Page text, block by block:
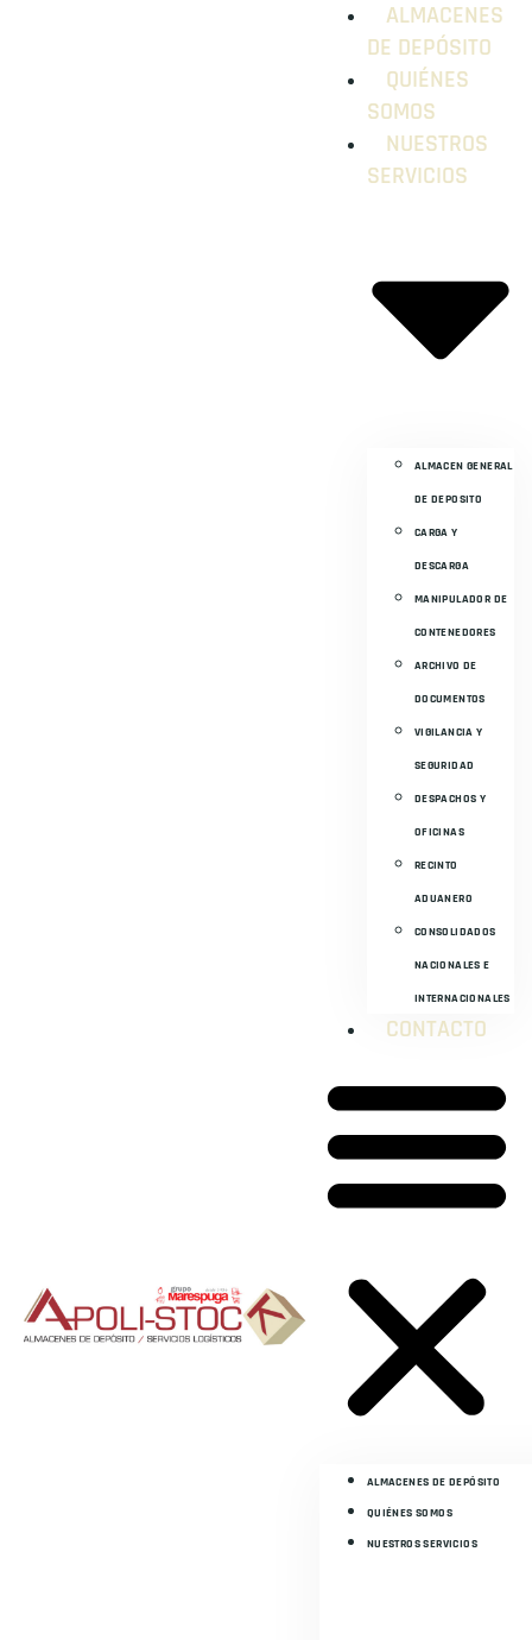
ALMACENES
DE DEPÓSITO
QUIÉNES
SOMOS
NUESTROS
SERVICIOS
ALMACEN GENERAL
DE DEPOSITO
CARGA Y
DESCARGA
MANIPULADOR DE
CONTENEDORES
ARCHIVO DE
DOCUMENTOS
VIGILANCIA Y
SEGURIDAD
DESPACHOS Y
OFICINAS
RECINTO
ADUANERO
CONSOLIDADOS
NACIONALES E
INTERNACIONALES
CONTACTO
ALMACENES DE DEPÓSITO
QUIÉNES SOMOS
NUESTROS SERVICIOS